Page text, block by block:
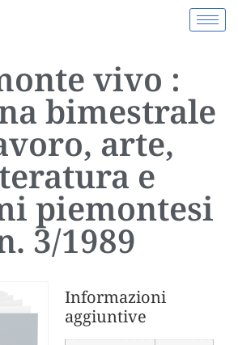
vivo :
bimestrale
arte,
e
piemontesi
3/1989
Informazioni
aggiuntive